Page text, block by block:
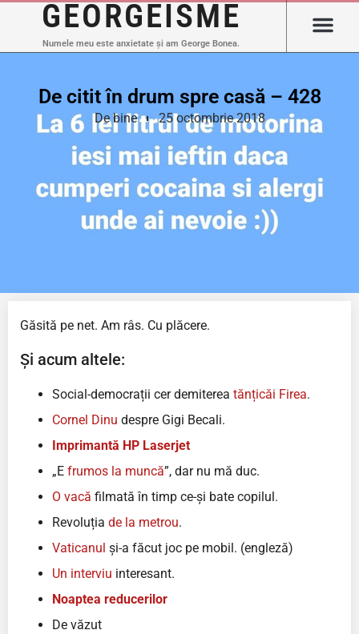
GEORGEISME
Numele meu este anxietate și am George Bonea.
De citit în drum spre casă – 428
De bine 25 octombrie 2018
Găsită pe net. Am râs. Cu plăcere.
Și acum altele:
Social-democrații cer demiterea tănțicăi Firea.
Cornel Dinu despre Gigi Becali.
Imprimantă HP Laserjet
„E frumos la muncă”, dar nu mă duc.
O vacă filmată în timp ce-și bate copilul.
Revoluția de la metrou.
Vaticanul și-a făcut joc pe mobil. (engleză)
Un interviu interesant.
Noaptea reducerilor
De văzut